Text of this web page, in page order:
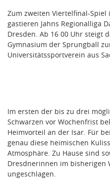
Zum zweiten Viertelfinal-Spiel
gastieren Jahns Regionalliga
Dresden. Ab 16 00 Uhr steigt
Gymnasium der Sprungball
Universitätssportverein aus
Im ersten der bis zu drei
Schwarzen vor Wochenfrist
Heimvorteil an der Isar. Für
genau diese heimischen
Atmosphäre. Zu Hause sind
Dresdnerinnen im bisherigen
ungeschlagen.